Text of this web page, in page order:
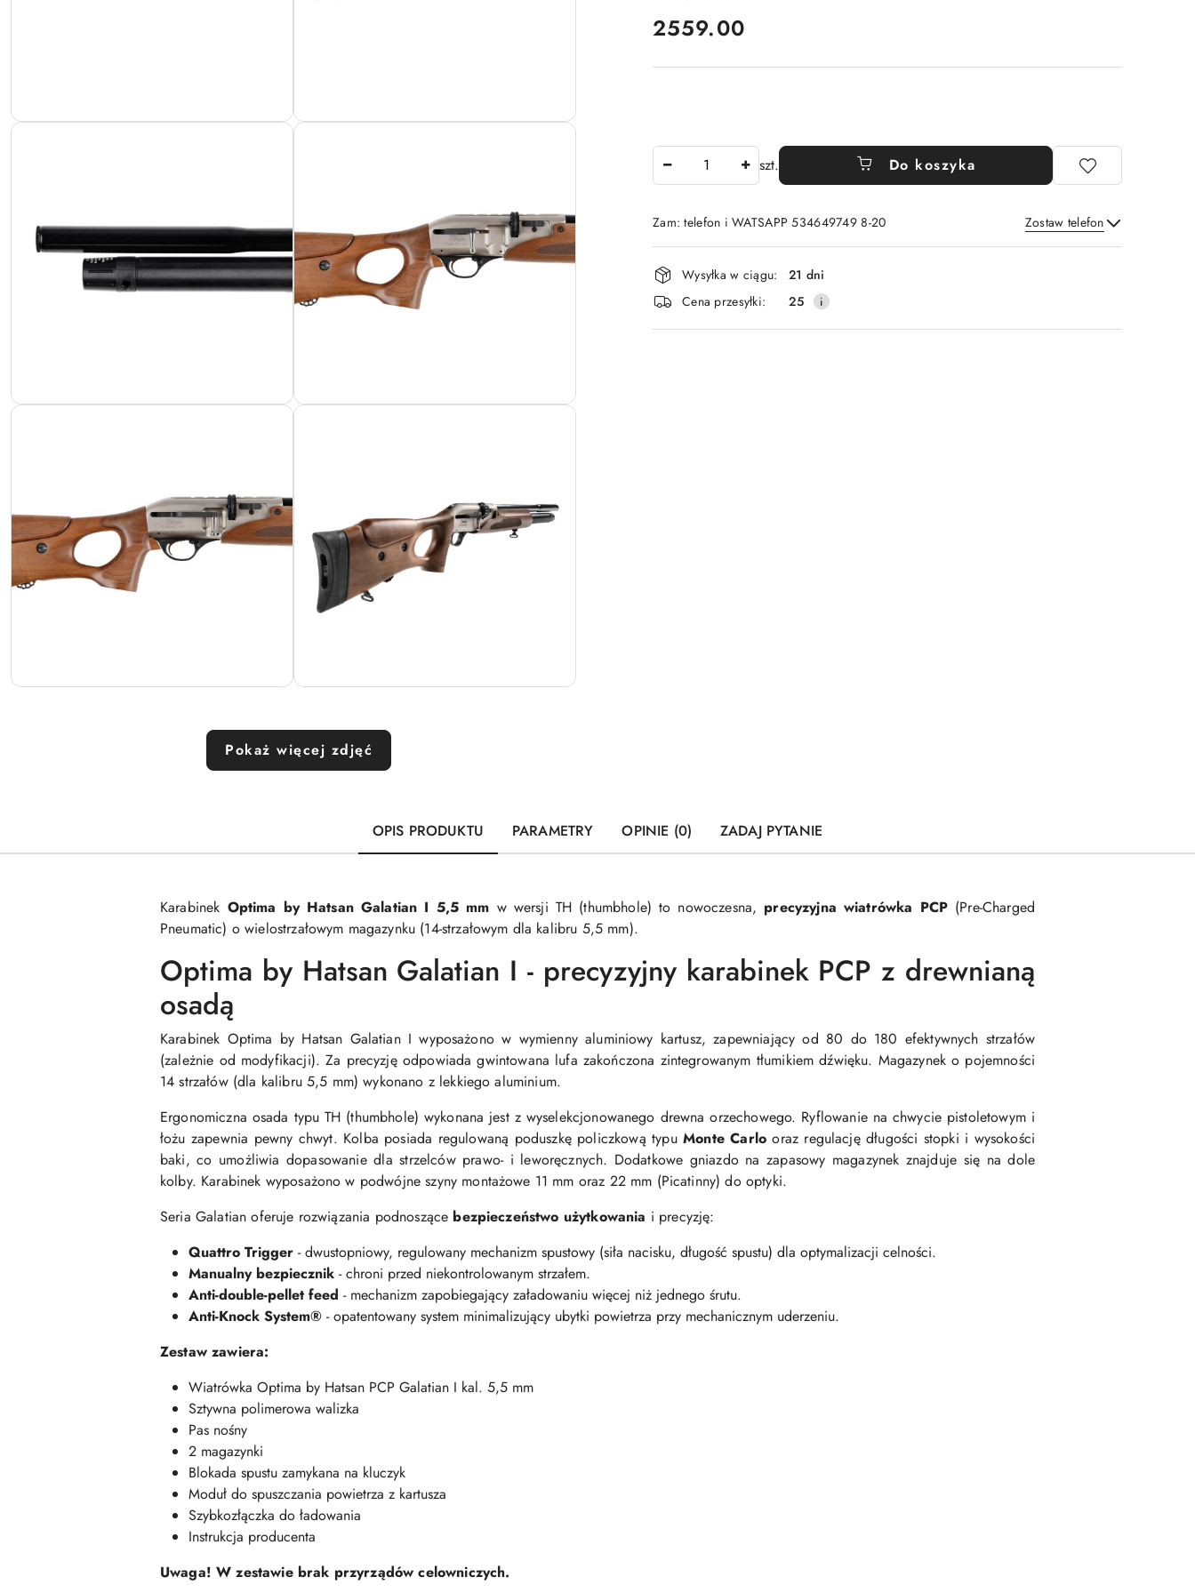
Pokaż więcej zdjęć
cena:
2559.00
szt. Do koszyka
Zam: telefon i WATSAPP 534649749 8-20 Zostaw telefon
Wyślij
Dostępność
i
dostawa
Wysyłka w ciągu:
21 dni
Cena przesyłki:
25
OPIS PRODUKTU PARAMETRY OPINIE (0) ZADAJ PYTANIE
Karabinek Optima by Hatsan Galatian I 5,5 mm w wersji TH (thumbhole) to nowoczesna, precyzyjna wiatrówka PCP (Pre-Charged
Pneumatic) o wielostrzałowym magazynku (14-strzałowym dla kalibru 5,5 mm).
Optima by Hatsan Galatian I - precyzyjny karabinek PCP z drewnianą
osadą
Karabinek Optima by Hatsan Galatian I wyposażono w wymienny aluminiowy kartusz, zapewniający od 80 do 180 efektywnych strzałów
(zależnie od modyfikacji). Za precyzję odpowiada gwintowana lufa zakończona zintegrowanym tłumikiem dźwięku. Magazynek o pojemności
14 strzałów (dla kalibru 5,5 mm) wykonano z lekkiego aluminium.
Ergonomiczna osada typu TH (thumbhole) wykonana jest z wyselekcjonowanego drewna orzechowego. Ryflowanie na chwycie pistoletowym i
łożu zapewnia pewny chwyt. Kolba posiada regulowaną poduszkę policzkową typuMonte Carlo oraz regulację długości stopki i wysokości
baki, co umożliwia dopasowanie dla strzelców prawo- i leworęcznych. Dodatkowe gniazdo na zapasowy magazynek znajduje się na dole
kolby. Karabinek wyposażono w podwójne szyny montażowe 11 mm oraz 22 mm (Picatinny) do optyki.
Seria Galatian oferuje rozwiązania podnoszące bezpieczeństwo użytkowania i precyzję:
Quattro Trigger - dwustopniowy, regulowany mechanizm spustowy (siła nacisku, długość spustu) dla optymalizacji celności.
Manualny bezpiecznik - chroni przed niekontrolowanym strzałem.
Anti-double-pellet feed - mechanizm zapobiegający załadowaniu więcej niż jednego śrutu.
Anti-Knock System® - opatentowany system minimalizujący ubytki powietrza przy mechanicznym uderzeniu.
Zestaw zawiera:
Wiatrówka Optima by Hatsan PCP Galatian I kal. 5,5 mm
Sztywna polimerowa walizka
Pas nośny
2 magazynki
Blokada spustu zamykana na kluczyk
Moduł do spuszczania powietrza z kartusza
Szybkozłączka do ładowania
Instrukcja producenta
Uwaga! W zestawie brak przyrządów celowniczych.